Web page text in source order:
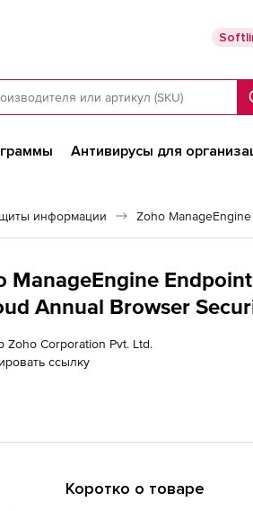
Антивирусы для
информации Zoho
ManageEngine
Annual Browser
Single User License
Zoho Corporation Pvt. Ltd.
ссылку
Коротко о товаре